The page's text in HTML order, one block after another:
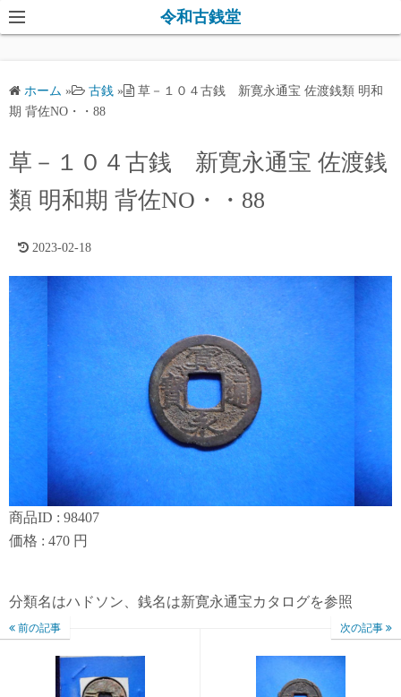
コ
ン
ツ
ス
キ
ッ
令和古銭堂
ホーム » 古銭 »
草－１０４古銭 新寛永通宝 佐渡銭類 明和
期 背佐NO・・88
草－１０４古銭 新寛永通宝 佐渡銭
類 明和期 背佐NO・・88
2023-02-18
商品ID : 98407
価格 : 470 円
分類名はハドソン、銭名は新寛永通宝カタログを参照
前の記事 次の記事